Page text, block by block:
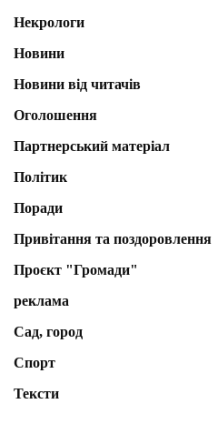
Некрологи
Новини
Новини від читачів
Оголошення
Партнерський матеріал
Політик
Поради
Привітання та поздоровлення
Проєкт "Громади"
реклама
Сад, город
Спорт
Тексти